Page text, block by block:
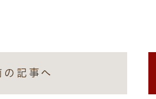
記事へ